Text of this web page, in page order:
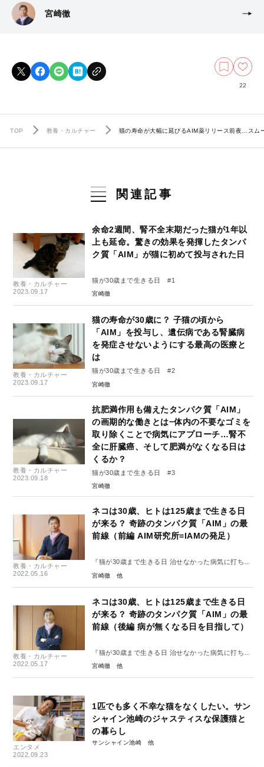
宮崎徹
22
TOP 教養・カルチャー 猫の寿命が大幅に延びるAIM薬リリース前夜…スム
関連記事
教養・カルチャー
2023.09.17
余命2週間、腎不全末期だった猫が1年以
上も延命。驚きの効果を発揮したタンパ
ク質「AIM」が猫に初めて投与された日
猫が30歳まで生きる日 #1
宮崎徹
教養・カルチャー
2023.09.17
猫の寿命が30歳に？ 子猫の頃から
「AIM」を投与し、遺伝病である腎臓病
を発症させないようにする最高の医療と
は
猫が30歳まで生きる日 #2
宮崎徹
教養・カルチャー
2023.09.18
抗肥満作用も備えたタンパク質「AIM」
の画期的な働きとは−体内の不要なゴミを
取り除くことで病気にアプローチ…腎不
全に肝臓癌、そして肥満がなくなる日は
くるか？
猫が30歳まで生きる日 #3
宮崎徹
教養・カルチャー
2022.05.16
ネコは30歳、ヒトは125歳まで生きる日
が来る？ 奇跡のタンパク質「AIM」の最
前線（前編 AIM研究所=IAMの発足）
『猫が30歳まで生きる日 治せなかった病気に打ち克
つタンパク質「AIM」の発見』
宮崎徹
教養・カルチャー
2022.05.17
ネコは30歳、ヒトは125歳まで生きる日
が来る？ 奇跡のタンパク質「AIM」の最
前線（後編 病が無くなる日を目指して）
『猫が30歳まで生きる日 治せなかった病気に打ち克
つタンパク質「AIM」の発見』
宮崎徹
エンタメ
2022.09.23
1匹でも多く不幸な猫をなくしたい。サン
シャイン池崎のジャスティスな保護猫と
の暮らし
サンシャイン池崎